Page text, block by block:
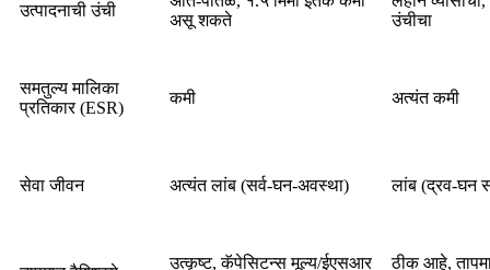
उत्पादनाची उंची
असू शकते
उंचीचा
समतुल्य मालिका
प्रतिकार (ESR)
कमी अत्यंत कमी
सेवा जीवन अत्यंत लांब (सर्व-घन-अवस्था) लांब (द्रव-घन
उत्कृष्ट, कॅपेसिटन्स मूल्य/ईएसआर ठीक आहे,